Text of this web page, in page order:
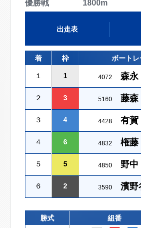
優勝戦 1800m
出走表
着 枠 ボート
１ 1 4072 森
２ 3 5160 藤
３ 4 4428 有
４ 6 4832 権
５ 5 4850 野
６ 2 3590 濱
勝式 組番